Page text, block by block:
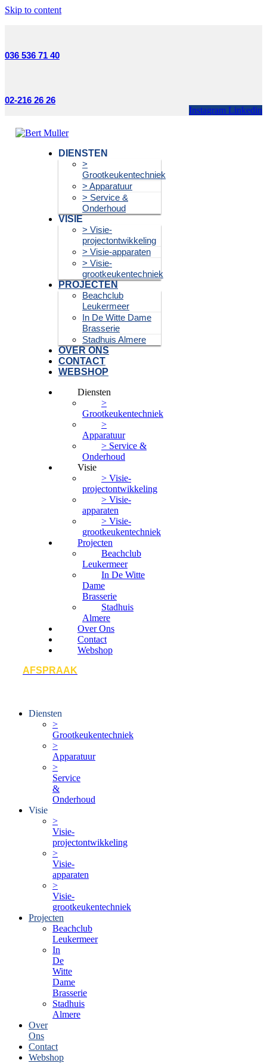
Skip to content
036 536 71 40
02-216 26 26
Instagram Linkedin
DIENSTEN
>
Grootkeukentechniek
> Apparatuur
> Service &
Onderhoud
VISIE
> Visie-
projectontwikkeling
> Visie-apparaten
> Visie-
grootkeukentechniek
PROJECTEN
Beachclub
Leukermeer
In De Witte Dame
Brasserie
Stadhuis Almere
OVER ONS
CONTACT
WEBSHOP
Diensten
>
Grootkeukentechniek
>
Apparatuur
> Service &
Onderhoud
Visie
> Visie-
projectontwikkeling
> Visie-
apparaten
> Visie-
grootkeukentechniek
Projecten
Beachclub
Leukermeer
In De Witte
Dame
Brasserie
Stadhuis
Almere
Over Ons
Contact
Webshop
AFSPRAAK
Diensten
>
Grootkeukentechniek
>
Apparatuur
>
Service
&
Onderhoud
Visie
>
Visie-
projectontwikkeling
>
Visie-
apparaten
>
Visie-
grootkeukentechniek
Projecten
Beachclub
Leukermeer
In
De
Witte
Dame
Brasserie
Stadhuis
Almere
Over
Ons
Contact
Webshop